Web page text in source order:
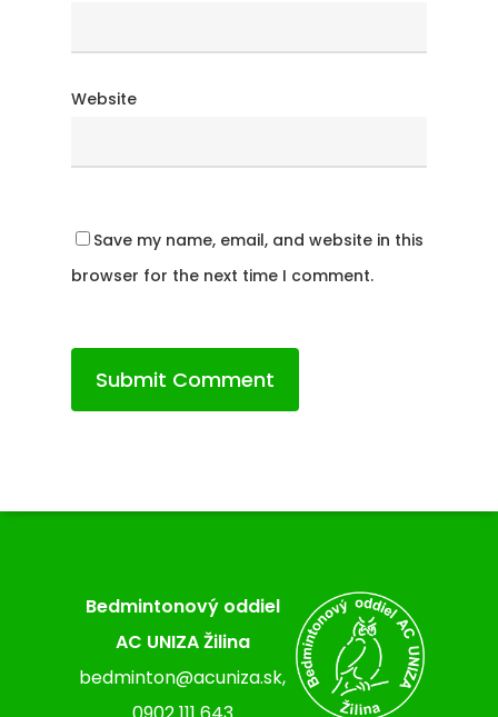
Website
Save my name, email, and website in this
browser for the next time I comment.
Bedmintonový oddiel
AC UNIZA Žilina
bedminton@acuniza.sk,